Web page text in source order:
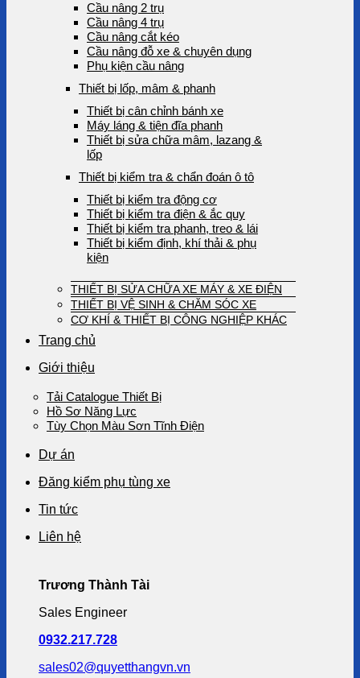
Cầu nâng 2 trụ
Cầu nâng 4 trụ
Cầu nâng cắt kéo
Cầu nâng đỗ xe & chuyên dụng
Phụ kiện cầu nâng
Thiết bị lốp, mâm & phanh
Thiết bị cân chỉnh bánh xe
Máy láng & tiện đĩa phanh
Thiết bị sửa chữa mâm, lazang &
lốp
Thiết bị kiểm tra & chẩn đoán ô tô
Thiết bị kiểm tra động cơ
Thiết bị kiểm tra điện & ắc quy
Thiết bị kiểm tra phanh, treo & lái
Thiết bị kiểm định, khí thải & phụ
kiện
THIẾT BỊ SỬA CHỮA XE MÁY & XE ĐIỆN
THIẾT BỊ VỆ SINH & CHĂM SÓC XE
CƠ KHÍ & THIẾT BỊ CÔNG NGHIỆP KHÁC
Trang chủ
Giới thiệu
Tải Catalogue Thiết Bị
Hồ Sơ Năng Lực
Tùy Chọn Màu Sơn Tĩnh Điện
Dự án
Đăng kiểm phụ tùng xe
Tin tức
Liên hệ
Trương Thành Tài
Sales Engineer
0932.217.728
sales02@quyetthangvn.vn